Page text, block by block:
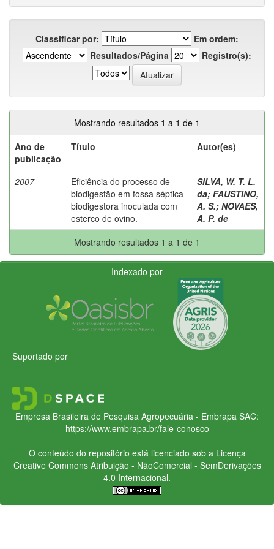
Classificar por:
Em ordem:
Resultados/Página
Registro(s):
Mostrando resultados 1 a 1 de 1
Ano de
publicação
Título Autor(es)
2007
Eficiência do processo de
biodigestão em fossa séptica
biodigestora inoculada com
esterco de ovino.
SILVA, W. T. L.
da; FAUSTINO,
A. S.; NOVAES,
A. P. de
Mostrando resultados 1 a 1 de 1
Indexado por
Suportado por
Empresa Brasileira de Pesquisa Agropecuária - Embrapa SAC:
https://www.embrapa.br/fale-conosco
O conteúdo do repositório está licenciado sob a Licença
Creative CommonsAtribuição - NãoComercial - SemDerivações
4.0 Internacional.